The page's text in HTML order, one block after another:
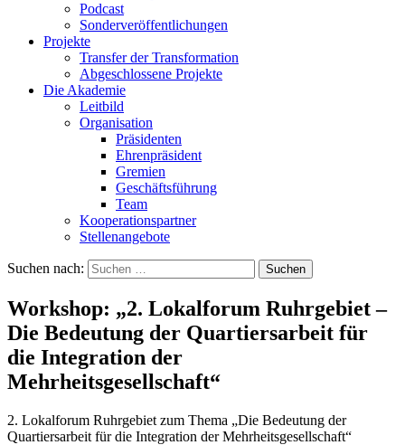
Podcast
Sonderveröffentlichungen
Projekte
Transfer der Transformation
Abgeschlossene Projekte
Die Akademie
Leitbild
Organisation
Präsidenten
Ehrenpräsident
Gremien
Geschäftsführung
Team
Kooperationspartner
Stellenangebote
Suchen nach:
Workshop: „2. Lokalforum Ruhrgebiet –
Die Bedeutung der Quartiersarbeit für
die Integration der
Mehrheitsgesellschaft“
2. Lokalforum Ruhrgebiet zum Thema „Die Bedeutung der
Quartiersarbeit für die Integration der Mehrheitsgesellschaft“